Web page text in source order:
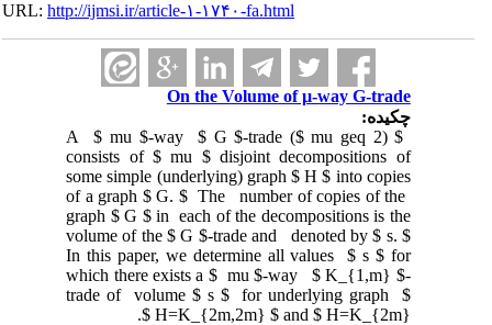
URL:http://ijmsi.ir/article-۱-۱۷۴۰-fa.html
On the Volume of µ-way G-trade
چکیده:
A $ mu $-way $ G $-trade ($ mu geq 2) $
consists of $ mu $ disjoint decompositions of
some simple (underlying) graph $ H $ into copies
of a graph $ G. $ The number of copies of the
graph $ G $ in each of the decompositions is the
volume of the $ G $-trade and denoted by $ s. $
In this paper, we determine all values $ s $ for
which there exists a $ mu $-way $ K_{1,m} $-
trade of volume $ s $ for underlying graph $
H=K_{2m,2m} $ and $ H=K_{2m} $.